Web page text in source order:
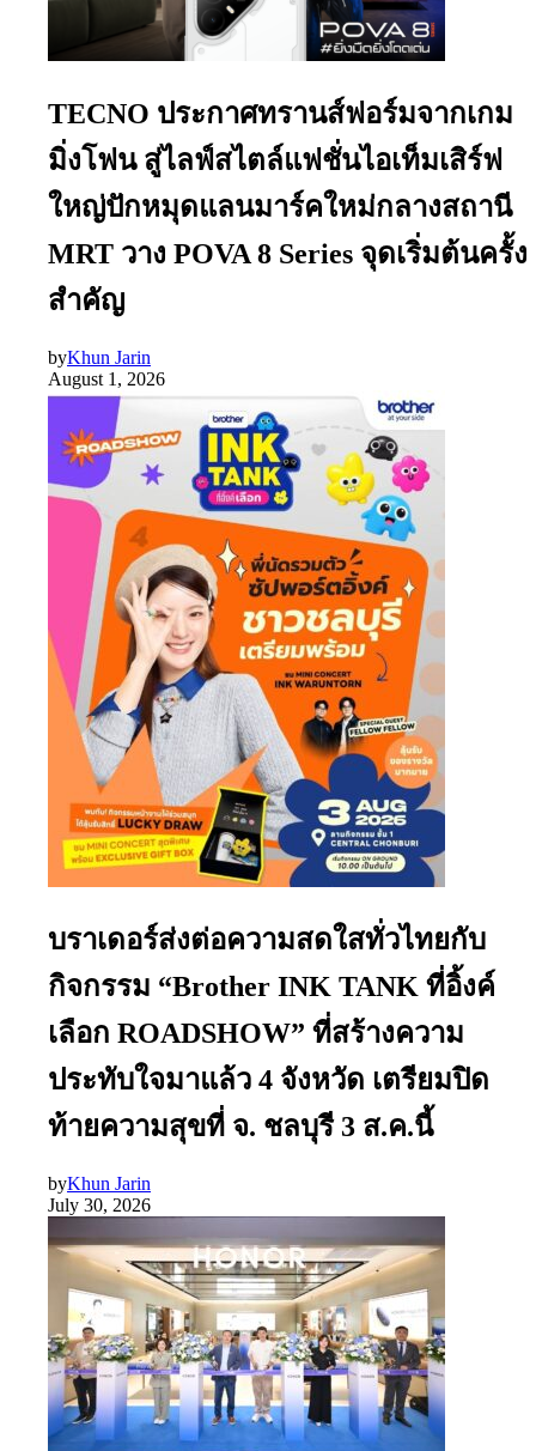
TECNO ประกาศทรานส์ฟอร์มจากเกม
มิ่งโฟน สู่ไลฟ์สไตล์แฟชั่นไอเท็มเสิร์ฟ
ใหญ่ปักหมุดแลนมาร์คใหม่กลางสถานี
MRT วาง POVA 8 Series จุดเริ่มต้นครั้ง
สำคัญ
byKhun Jarin
August 1, 2026
บราเดอร์ส่งต่อความสดใสทั่วไทยกับ
กิจกรรม “Brother INK TANK ที่อิ้งค์
เลือก ROADSHOW” ที่สร้างความ
ประทับใจมาแล้ว 4 จังหวัด เตรียมปิด
ท้ายความสุขที่ จ. ชลบุรี 3 ส.ค.นี้
byKhun Jarin
July 30, 2026